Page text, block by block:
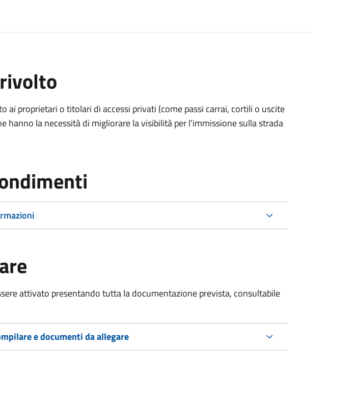
ai proprietari o titolari di accessi privati (come passi carrai, cortili o uscite
hanno la necessità di migliorare la visibilità per l'immissione sulla strada
attivato presentando tutta la documentazione prevista, consultabile
e documenti da allegare